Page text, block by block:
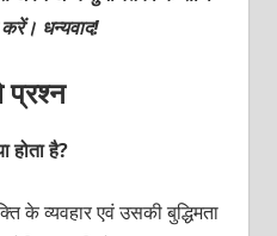
धन्यवाद!
होता है?
के व्यवहार एवं उसकी बुद्धिमता